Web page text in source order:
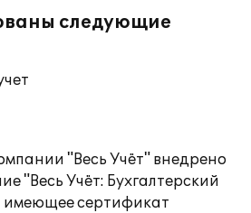
следующие
"Весь Учёт" внедрено
"Весь Учёт: Бухгалтерский
имеющее сертификат